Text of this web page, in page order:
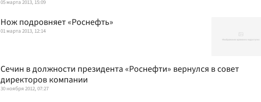
05 марта 2013, 15:09
Нож подровняет «Роснефть»
01 марта 2013, 12:14
Сечин в должности президента «Роснефти» вернулся в совет
директоров компании
30 ноября 2012, 07:27